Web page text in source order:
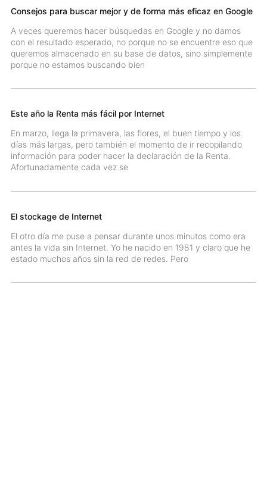
Consejos para buscar mejor y de forma más eficaz en Google
A veces queremos hacer búsquedas en Google y no damos
con el resultado esperado, no porque no se encuentre eso que
queremos almacenado en su base de datos, sino simplemente
porque no estamos buscando bien
Este año la Renta más fácil por Internet
En marzo, llega la primavera, las flores, el buen tiempo y los
días más largas, pero también el momento de ir recopilando
información para poder hacer la declaración de la Renta.
Afortunadamente cada vez se
El stockage de Internet
El otro día me puse a pensar durante unos minutos como era
antes la vida sin Internet. Yo he nacido en 1981 y claro que he
estado muchos años sin la red de redes. Pero